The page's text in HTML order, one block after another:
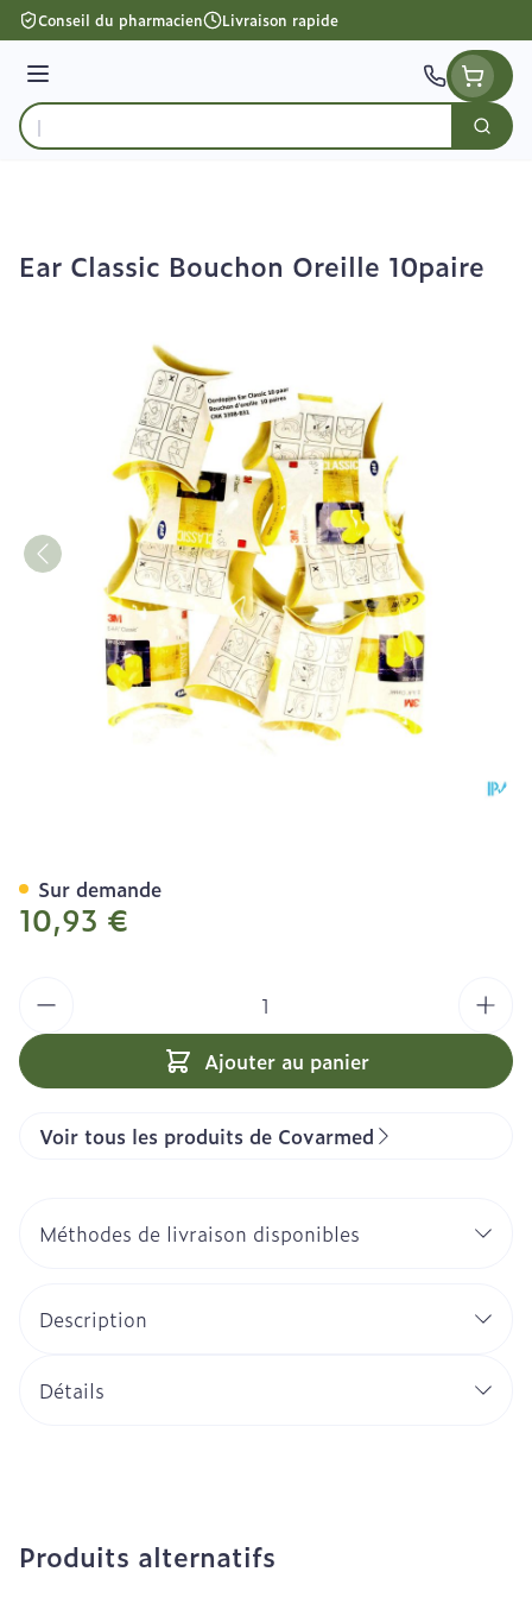
Aller au contenu
Conseil du pharmacien Livraison rapide
Menu
Rechercher
Ear Classic Bouchon Oreille 10paire
10,93 €
Ajouter au panier
Sur demande
Voir tous les produits de Covarmed
Méthodes de livraison disponibles
Description
Détails
Produits alternatifs